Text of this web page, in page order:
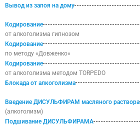
Вывод из запоя на дому
Кодирование
от алкоголизма гипнозом
Кодирование
по методу «Довженко»
Кодирование
от алкоголизма методом TORPEDO
Блокада от алкоголизма
Введение ДИСУЛЬФИРАМ масляного раствора
(алкоголизм)
Подшивание ДИСУЛЬФИРАМА